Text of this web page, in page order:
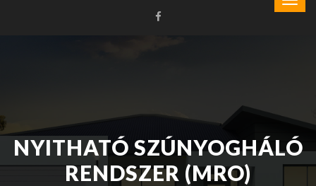
NYITHATÓ SZÚNYOGHÁLÓ
RENDSZER (MRO)